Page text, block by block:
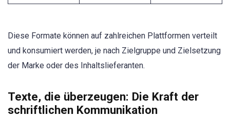
Diese Formate können auf zahlreichen Plattformen verteilt
und konsumiert werden, je nach Zielgruppe und Zielsetzung
der Marke oder des Inhaltslieferanten.
Texte, die überzeugen: Die Kraft der
schriftlichen Kommunikation